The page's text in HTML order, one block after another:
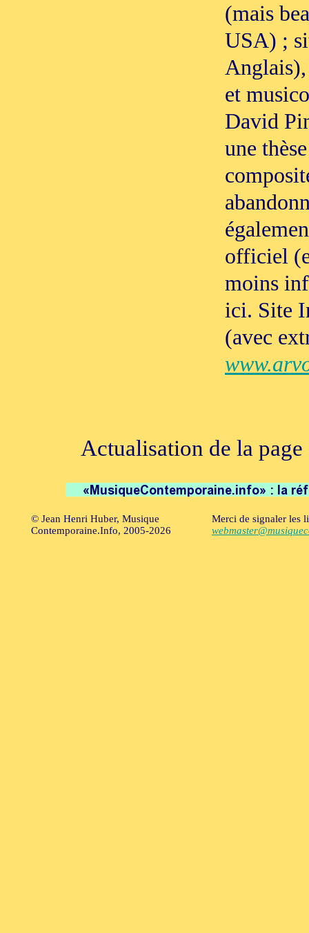
(mais
USA) ;
et
David
une
officiel
moins
ici. Site
(avec
Actualisation de la
© Jean Henri Huber, Musique
Contemporaine.Info, 2005-2026
Merci de signaler les